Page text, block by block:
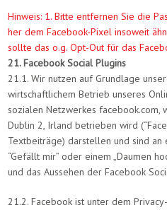
Hinweis: 1. Bitte entfernen Sie die
her dem Facebook-Pixel insoweit
sollte das o.g. Opt-Out für das
21. Facebook Social Plugins
21.1. Wir nutzen auf Grundlage
wirtschaftlichem Betrieb unseres
sozialen Netzwerkes facebook.com,
Dublin 2, Irland betrieben wird
Textbeiträge) darstellen und sind an
“Gefällt mir” oder einem „Daumen
und das Aussehen der Facebook
21.2. Facebook ist unter dem